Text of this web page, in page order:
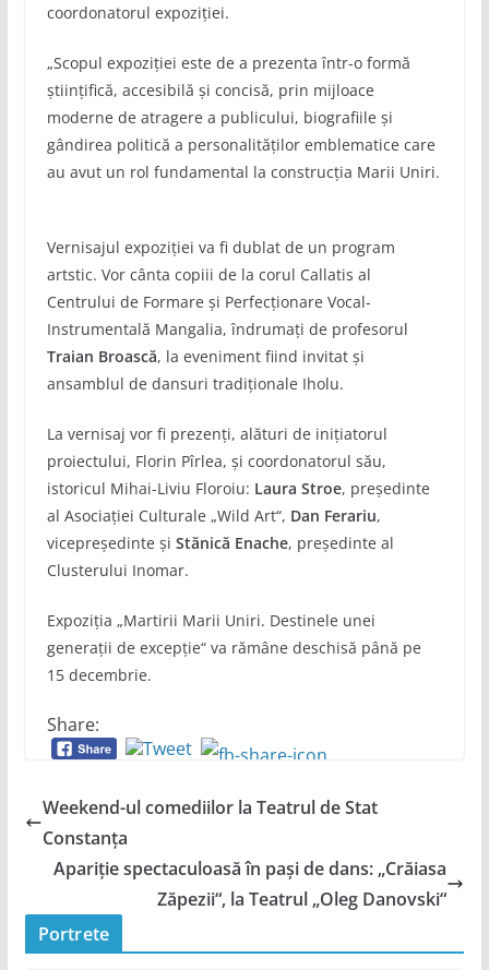
coordonatorul expoziţiei.
„Scopul expoziţiei este de a prezenta într-o formă
ştiinţifică, accesibilă şi concisă, prin mijloace
moderne de atragere a publicului, biografiile şi
gândirea politică a personalităţilor emblematice care
au avut un rol fundamental la construcţia Marii Uniri.
Vernisajul expoziției va fi dublat de un program
artstic. Vor cânta copiii de la corul Callatis al
Centrului de Formare și Perfecționare Vocal-
Instrumentală Mangalia, îndrumați de profesorul
Traian Broască, la eveniment fiind invitat și
ansamblul de dansuri tradiționale Iholu.
La vernisaj vor fi prezenți, alături de inițiatorul
proiectului, Florin Pîrlea, și coordonatorul său,
istoricul Mihai-Liviu Floroiu: Laura Stroe, președinte
al Asociației Culturale „Wild Art“, Dan Ferariu,
vicepreședinte și Stănică Enache, președinte al
Clusterului Inomar.
Expoziţia „Martirii Marii Uniri. Destinele unei
generații de excepție“ va rămâne deschisă până pe
15 decembrie.
Share:
Weekend-ul comediilor la Teatrul de Stat
Constanța
Apariție spectaculoasă în pași de dans: „Crăiasa
Zăpezii“, la Teatrul „Oleg Danovski“
Portrete